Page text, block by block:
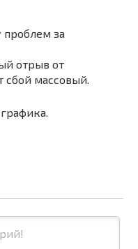
за
отрыв от
сбой массовый.